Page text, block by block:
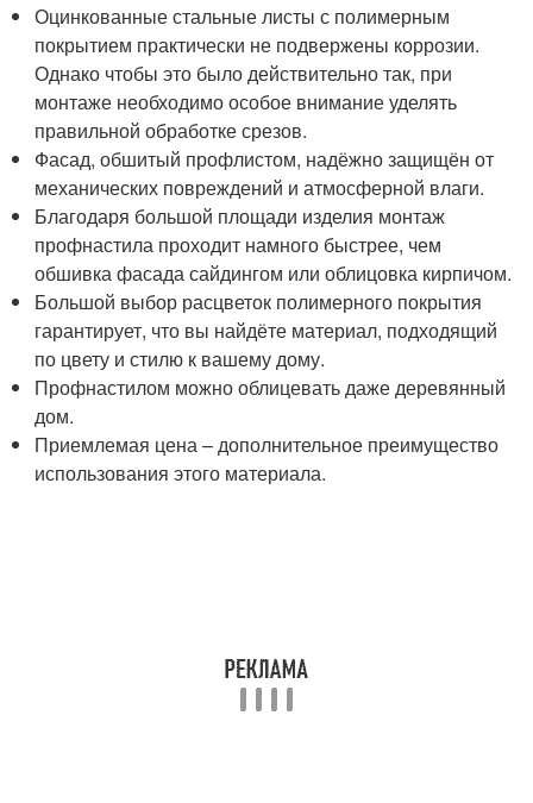
Оцинкованные стальные листы с полимерным
покрытием практически не подвержены коррозии.
Однако чтобы это было действительно так, при
монтаже необходимо особое внимание уделять
правильной обработке срезов.
Фасад, обшитый профлистом, надёжно защищён от
механических повреждений и атмосферной влаги.
Благодаря большой площади изделия монтаж
профнастила проходит намного быстрее, чем
обшивка фасада сайдингом или облицовка кирпичом.
Большой выбор расцветок полимерного покрытия
гарантирует, что вы найдёте материал, подходящий
по цвету и стилю к вашему дому.
Профнастилом можно облицевать даже деревянный
дом.
Приемлемая цена – дополнительное преимущество
использования этого материала.